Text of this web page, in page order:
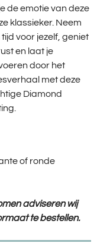
de emotie van deze
klassieker. Neem
tijd voor jezelf, geniet
en laat je
door het
met deze
Diamond
of ronde
adviseren wij
te bestellen.